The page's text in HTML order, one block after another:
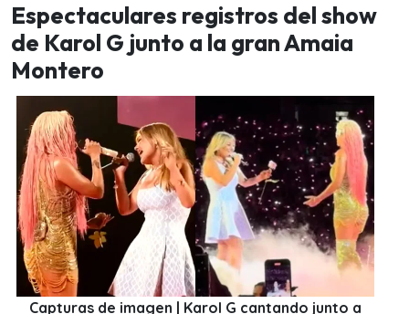
Espectaculares registros del show
de Karol G junto a la gran Amaia
Montero
Capturas de imagen | Karol G cantando junto a